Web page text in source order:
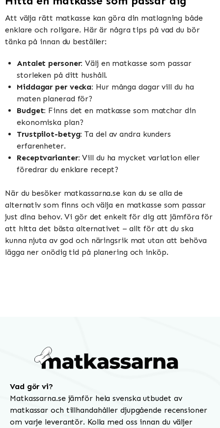
Att välja rätt matkasse kan göra din matlagning både
enklare och roligare. Här är några tips på vad du bör
tänka på innan du beställer:
Antalet personer: Välj en matkasse som passar
storleken på ditt hushåll.
Middagar per vecka: Hur många dagar vill du ha
maten planerad för?
Budget: Finns det en matkasse som matchar din
ekonomiska plan?
Trustpilot-betyg: Ta del av andra kunders
erfarenheter.
Receptvarianter: Vill du ha mycket variation eller
föredrar du enklare recept?
När du besöker matkassarna.se kan du se alla de
alternativ som finns och välja en matkasse som passar
just dina behov. Vi gör det enkelt för dig att jämföra för
att hitta det bästa alternativet – allt för att du ska
kunna njuta av god och näringsrik mat utan att behöva
lägga ner onödig tid på planering och inköp.
Vad gör vi?
Matkassarna.se jämför hela svenska utbudet av
matkassar och tillhandahåller djupgående recensioner
om varje leverantör. Kolla med oss innan du väljer